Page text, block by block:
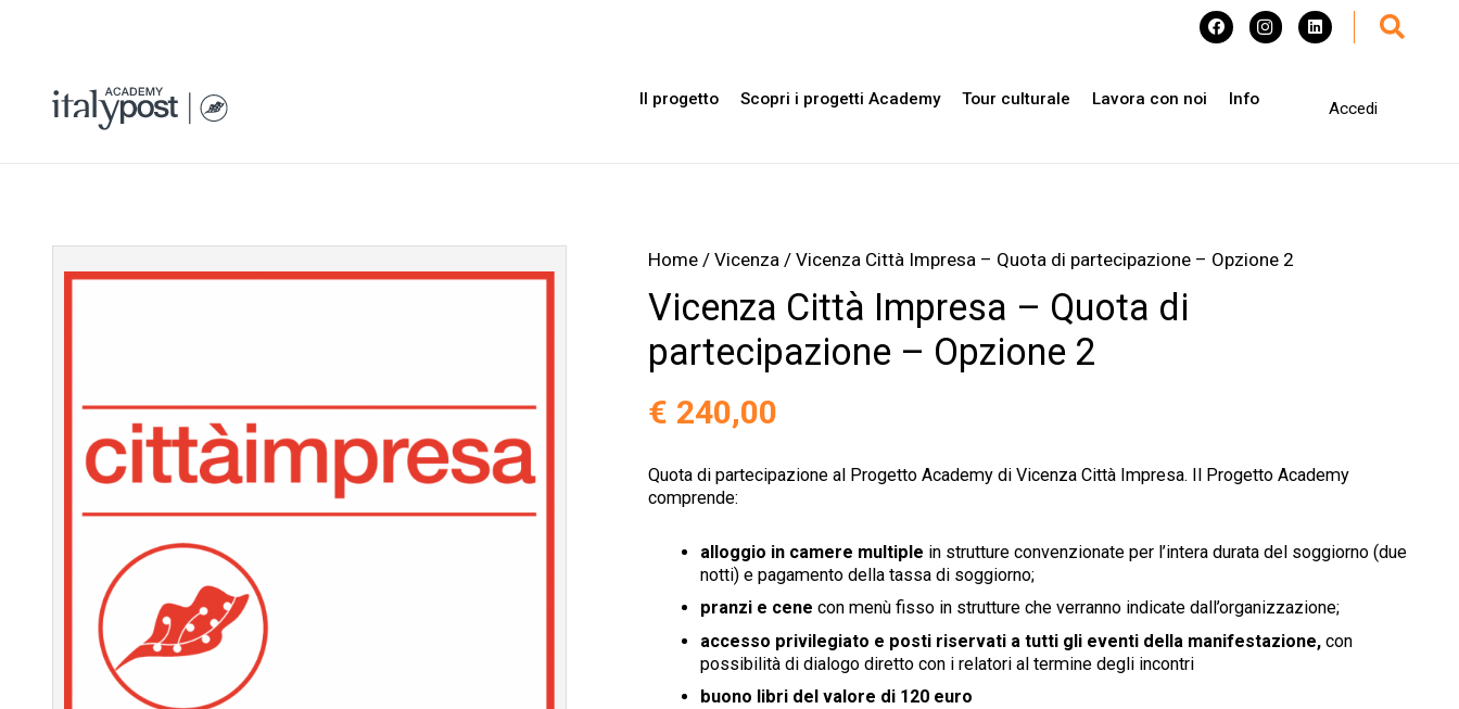
Il progetto Scopri i progetti Academy Tour culturale Lavora con noi Info
Accedi
Home /Vicenza / Vicenza Città Impresa – Quota di partecipazione – Opzione 2
Vicenza Città Impresa – Quota di
partecipazione – Opzione 2
€ 240,00
Quota di partecipazione al Progetto Academy di Vicenza Città Impresa. Il Progetto Academy
comprende:
alloggio in camere multiple in strutture convenzionate per l’intera durata del soggiorno (due
notti) e pagamento della tassa di soggiorno;
pranzi e cene con menù fisso in strutture che verranno indicate dall’organizzazione;
accesso privilegiato e posti riservati a tutti gli eventi della manifestazione, con
possibilità di dialogo diretto con i relatori al termine degli incontri
buono libri del valore di 120 euro